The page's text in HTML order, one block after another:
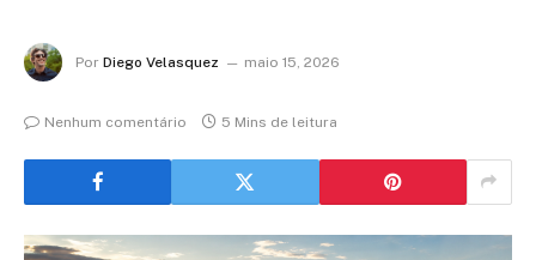
Por Diego Velasquez maio 15, 2026
Nenhum comentário 5 Mins de leitura